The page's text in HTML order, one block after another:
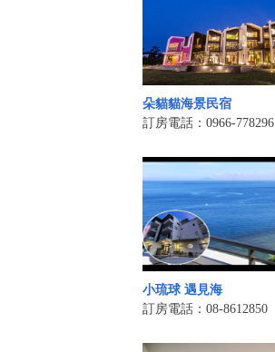
朵貓貓海景民宿
訂房電話：0966-778296
小琉球 遇見海
訂房電話：08-8612850